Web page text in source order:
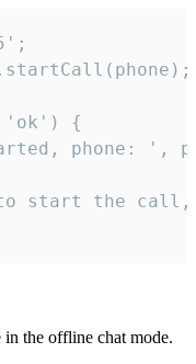
'ok') {
phone: ',
start the
in the offline chat mode.